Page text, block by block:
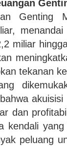
Genting
miliar
tekanan
dan
kendali
peluang